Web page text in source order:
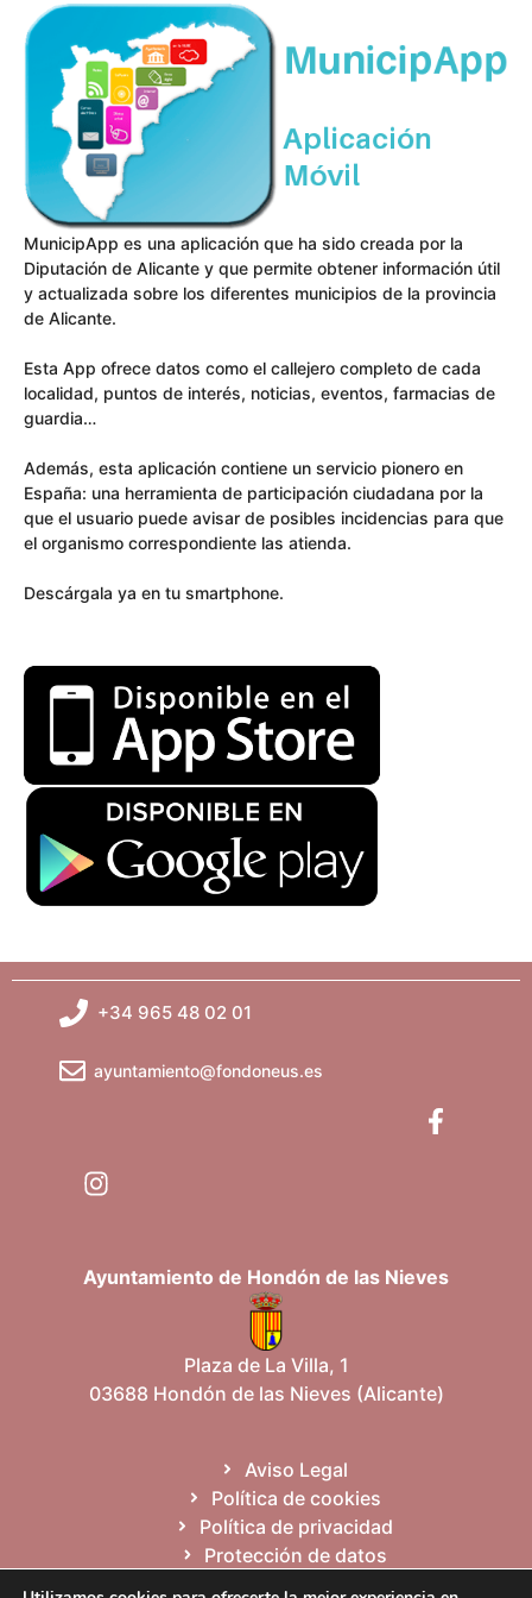
MunicipApp es una aplicación que ha sido creada por la
Diputación de Alicante y que permite obtener información útil
y actualizada sobre los diferentes municipios de la provincia
de Alicante.
Esta App ofrece datos como el callejero completo de cada
localidad, puntos de interés, noticias, eventos, farmacias de
guardia…
Además, esta aplicación contiene un servicio pionero en
España: una herramienta de participación ciudadana por la
que el usuario puede avisar de posibles incidencias para que
el organismo correspondiente las atienda.
Descárgala ya en tu smartphone.
+34 965 48 02 01
ayuntamiento@fondoneus.es
Ayuntamiento de Hondón de las Nieves
Plaza de La Villa, 1
03688 Hondón de las Nieves (Alicante)
Aviso Legal
Política de cookies
Política de privacidad
Protección de datos